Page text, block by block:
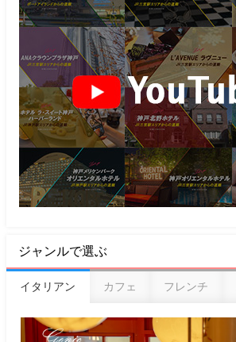
ジャンルで選ぶ
イタリアン カフェ フレンチ